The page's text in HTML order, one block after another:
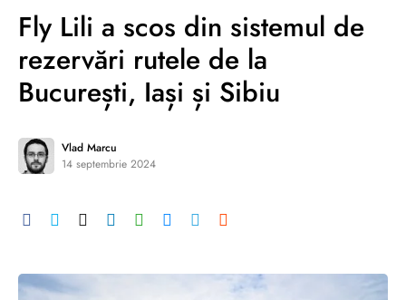
Fly Lili a scos din sistemul de
rezervări rutele de la
București, Iași și Sibiu
Vlad Marcu
14 septembrie 2024